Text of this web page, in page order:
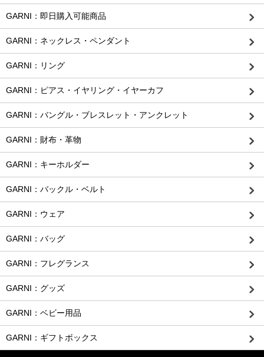
GARNI：即日購入可能商品
GARNI：ネックレス・ペンダント
GARNI：リング
GARNI：ピアス・イヤリング・イヤーカフ
GARNI：バングル・ブレスレット・アンクレット
GARNI：財布・革物
GARNI：キーホルダー
GARNI：バックル・ベルト
GARNI：ウェア
GARNI：バッグ
GARNI：フレグランス
GARNI：グッズ
GARNI：ベビー用品
GARNI：ギフトボックス